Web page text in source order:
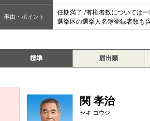
事由・ポイント
任期満了 /有権者数については
選挙区の選挙人名簿登録者数も
標準 届出順
関 孝治
セキ コウジ